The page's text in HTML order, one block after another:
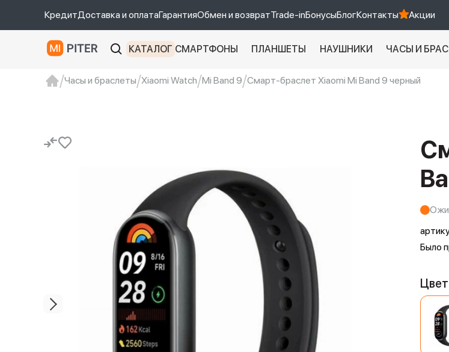
КредитДоставка и оплатаГарантияОбмен и возвратTrade-inБонусыБлогКонтакты Акции
КАТАЛОГ СМАРТФОНЫ ПЛАНШЕТЫ НАУШНИКИ ЧАСЫ И
Часы и браслеты Xiaomi Watch Mi Band 9 Смарт-браслет Xiaomi Mi Band 9 черный
Было